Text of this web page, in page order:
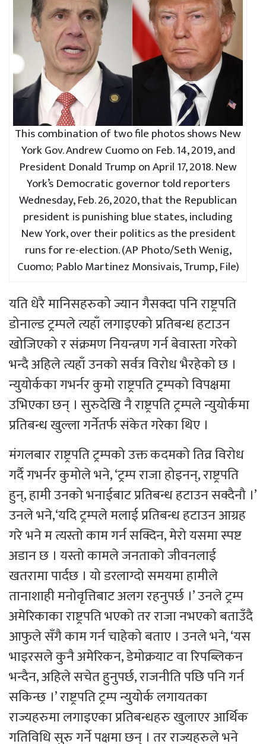
This combination of two file photos shows New
York Gov. Andrew Cuomo on Feb. 14, 2019, and
President Donald Trump on April 17, 2018. New
York’s Democratic governor told reporters
Wednesday, Feb. 26, 2020, that the Republican
president is punishing blue states, including
New York, over their politics as the president
runs for re-election. (AP Photo/Seth Wenig,
Cuomo; Pablo Martinez Monsivais, Trump, File)
यति धेरै मानिसहरुको ज्यान गैसक्दा पनि राष्ट्रपति
डोनाल्ड ट्रम्पले त्यहाँ लगाइएको प्रतिबन्ध हटाउन
खोजिएको र संक्रमण नियन्त्रण गर्न बेवास्ता गरेको
भन्दै अहिले त्यहाँ उनको सर्वत्र विरोध भैरहेको छ ।
न्युयोर्कका गभर्नर कुमो राष्ट्रपति ट्रम्पको विपक्षमा
उभिएका छन् । सुरुदेखि नै राष्ट्रपति ट्रम्पले न्युयोर्कमा
प्रतिबन्ध खुल्ला गर्नेतर्फ संकेत गरेका थिए ।
मंगलबार राष्ट्रपति ट्रम्पको उक्त कदमको तिव्र विरोध
गर्दै गभर्नर कुमोले भने, ‘ट्रम्प राजा होइनन्, राष्ट्रपति
हुन्, हामी उनको भनाईबाट प्रतिबन्ध हटाउन सक्दैनौ ।’
उनले भने,‘यदि ट्रम्पले मलाई प्रतिबन्ध हटाउन आग्रह
गरे भने म त्यस्तो काम गर्न सक्दिन, मेरो यसमा स्पष्ट
अडान छ । यस्तो कामले जनताको जीवनलाई
खतरामा पार्दछ । यो डरलाग्दो समयमा हामीले
तानाशाही मनोवृत्तिबाट अलग रहनुपर्छ ।’ उनले ट्रम्प
अमेरिकाका राष्ट्रपति भएको तर राजा नभएको बताउँदै
आफुले सँगै काम गर्न चाहेको बताए । उनले भने, ‘यस
भाइरसले कुनै अमेरिकन, डेमोक्रयाट वा रिपब्लिकन
भन्दैन, अहिले सचेत हुनुपर्छ, राजनीति पछि पनि गर्न
सकिन्छ ।’ राष्ट्रपति ट्रम्प न्युयोर्क लगायतका
राज्यहरुमा लगाइएका प्रतिबन्धहरु खुलाएर आर्थिक
गतिविधि सुरु गर्ने पक्षमा छन् । तर राज्यहरुले भने